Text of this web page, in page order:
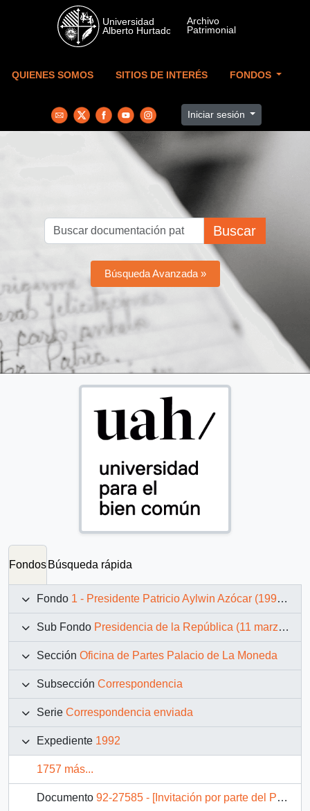
Skip to main content
QUIENES SOMOS SITIOS DE INTERÉS FONDOS
Iniciar sesión
Buscar
Búsqueda Avanzada »
Fondos Búsqueda rápida
Fondo 1 - Presidente Patricio Aylwin Azócar (1990-1994)
Sub Fondo Presidencia de la República (11 marzo 1990 – 11 marzo 1994)
Sección Oficina de Partes Palacio de La Moneda
Subsección Correspondencia
Serie Correspondencia enviada
Expediente 1992
1757 más...
Documento 92-27585 - [Invitación por parte del Presidente Aylwin a la inauguración de la planta de bolas para la molienda]